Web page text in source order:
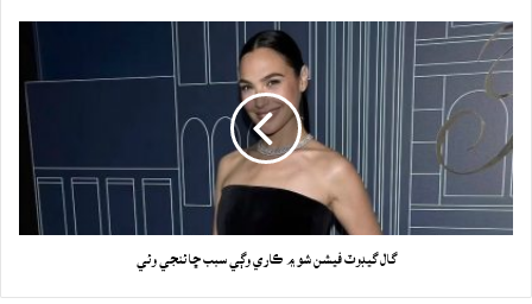
گال گيڊوٽ فيشن شو ۾ ڪاري وڳي سبب ڇائنجي وئي